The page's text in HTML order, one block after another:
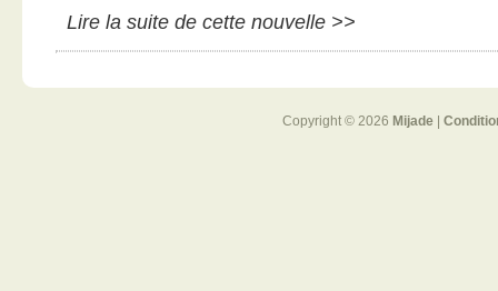
Lire la suite de cette nouvelle >>
Copyright © 2026 Mijade|